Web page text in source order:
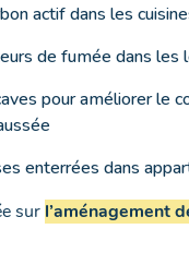
actif dans les
de fumée dans les
pour améliorer le
enterrées dans
sur l’aménagement